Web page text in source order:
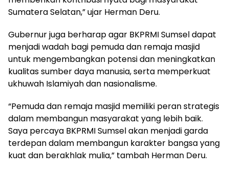
Sumatera Selatan,” ujar Herman Deru.
Gubernur juga berharap agar BKPRMI Sumsel dapat
menjadi wadah bagi pemuda dan remaja masjid
untuk mengembangkan potensi dan meningkatkan
kualitas sumber daya manusia, serta memperkuat
ukhuwah Islamiyah dan nasionalisme.
“Pemuda dan remaja masjid memiliki peran strategis
dalam membangun masyarakat yang lebih baik.
Saya percaya BKPRMI Sumsel akan menjadi garda
terdepan dalam membangun karakter bangsa yang
kuat dan berakhlak mulia,” tambah Herman Deru.